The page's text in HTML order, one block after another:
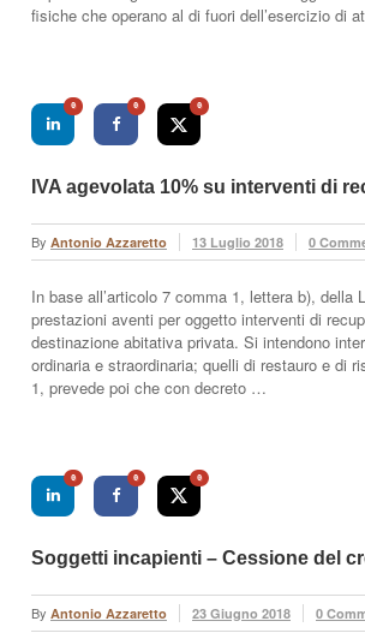
fisiche che operano al di fuori dell’esercizio
0 0 0
IVA agevolata 10% su interventi di
By Antonio Azzaretto 13 Luglio 2018 0
In base all’articolo 7 comma 1, lettera b),
prestazioni aventi per oggetto interventi di
destinazione abitativa privata. Si intendono
ordinaria e straordinaria; quelli di restauro e di
1, prevede poi che con decreto …
0 0 0
Soggetti incapienti – Cessione del
By Antonio Azzaretto 23 Giugno 2018 0